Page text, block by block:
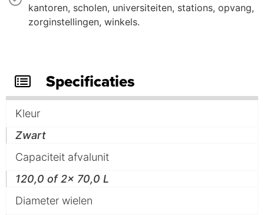
kantoren, scholen, universiteiten, stations, opvang,
zorginstellingen, winkels.
Specificaties
Kleur
Zwart
Capaciteit afvalunit
120,0 of 2x 70,0 L
Diameter wielen